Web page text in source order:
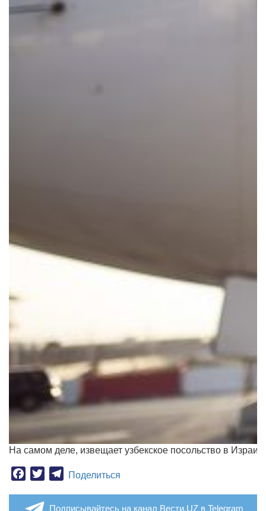
На самом деле, извещает узбекское посольство в
Facebook
TwitterTelegram
Поделиться
Подписывайтесь на канал Вести.UZ в Telegram